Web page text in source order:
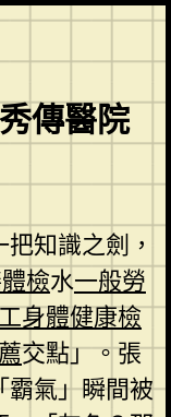
傳醫院
知識之劍，
檢水一般勞
身體健康檢
交點」。張
氣」瞬間被